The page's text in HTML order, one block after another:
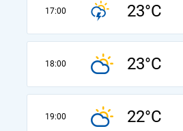
17:00 23°C
18:00 23°C
19:00 22°C